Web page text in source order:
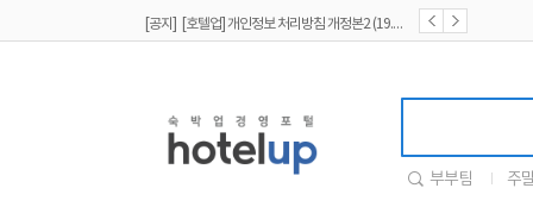
[공지] [호텔업] 개인정보 처리방침 개정본1 (19.09.02)
부부팀 주